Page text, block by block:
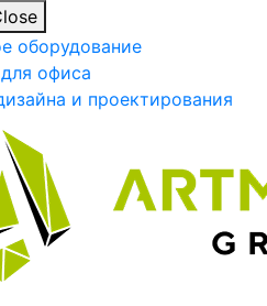
оборудование
офиса
и проектирования